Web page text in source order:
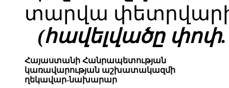
տարվա փետրվարի
(հավելվածը փոփ.
Հայաստանի Հանրապետության
կառավարության աշխատակազմի
ղեկավար-նախարար